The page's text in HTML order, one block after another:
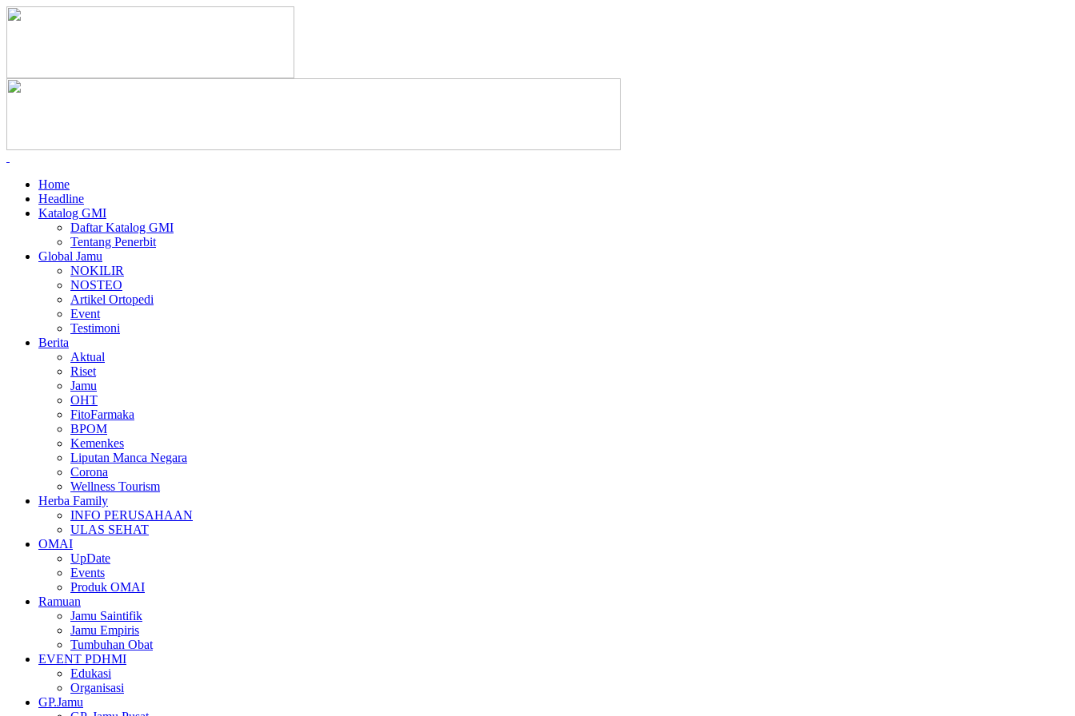
Home
Headline
Katalog GMI
Daftar Katalog GMI
Tentang Penerbit
Global Jamu
NOKILIR
NOSTEO
Artikel Ortopedi
Event
Testimoni
Berita
Aktual
Riset
Jamu
OHT
FitoFarmaka
BPOM
Kemenkes
Liputan Manca Negara
Corona
Wellness Tourism
Herba Family
INFO PERUSAHAAN
ULAS SEHAT
OMAI
UpDate
Events
Produk OMAI
Ramuan
Jamu Saintifik
Jamu Empiris
Tumbuhan Obat
EVENT PDHMI
Edukasi
Organisasi
GP.Jamu